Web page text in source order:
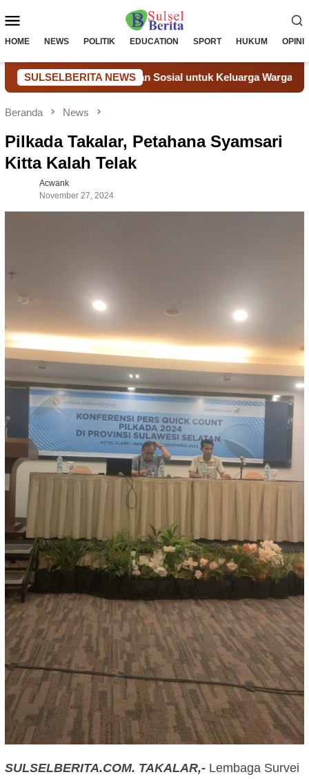
ke
Mobile
HOME NEWS POLITIK EDUCATION SPORT HUKUM OPINI
SULSELBERITA NEWS
Bantuan Sosial untuk Keluarga Warga Binaan
Beranda News
Pilkada Takalar, Petahana Syamsari
Kitta Kalah Telak
Acwank
November 27, 2024
SULSELBERITA.COM. TAKALAR,- Lembaga Survei